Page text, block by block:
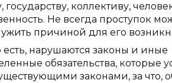
коллективу,
Не всегда проступок
причиной для его
нарушаются законы и иные
обязательства, которые
законами, за что,